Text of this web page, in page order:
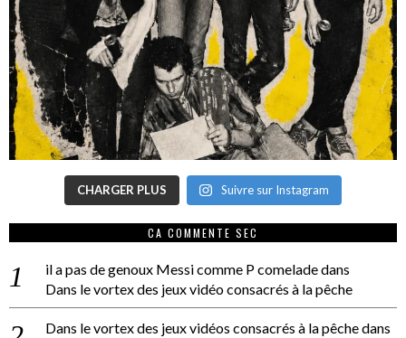
CHARGER PLUS Suivre sur Instagram
CA COMMENTE SEC
il a pas de genoux Messi comme P comeladedans
Dans le vortex des jeux vidéo consacrés à la pêche
Dans le vortex des jeux vidéos consacrés à la pêchedans